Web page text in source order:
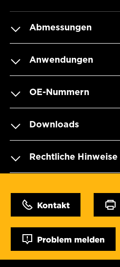
Abmessungen
Anwendungen
OE-Nummern
Downloads
Rechtliche Hinweise
Kontakt
Problem melden